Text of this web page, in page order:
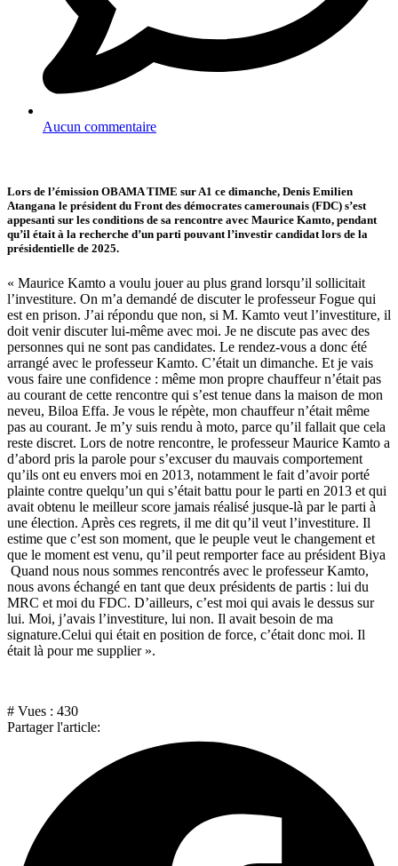
Aucun commentaire
Lors de l’émission OBAMA TIME sur A1 ce dimanche, Denis Emilien
Atangana le président du Front des démocrates camerounais (FDC) s’est
appesanti sur les conditions de sa rencontre avec Maurice Kamto, pendant
qu’il était à la recherche d’un parti pouvant l’investir candidat lors de la
présidentielle de 2025.
« Maurice Kamto a voulu jouer au plus grand lorsqu’il sollicitait
l’investiture. On m’a demandé de discuter le professeur Fogue qui
est en prison. J’ai répondu que non, si M. Kamto veut l’investiture, il
doit venir discuter lui-même avec moi. Je ne discute pas avec des
personnes qui ne sont pas candidates. Le rendez-vous a donc été
arrangé avec le professeur Kamto. C’était un dimanche. Et je vais
vous faire une confidence : même mon propre chauffeur n’était pas
au courant de cette rencontre qui s’est tenue dans la maison de mon
neveu, Biloa Effa. Je vous le répète, mon chauffeur n’était même
pas au courant. Je m’y suis rendu à moto, parce qu’il fallait que cela
reste discret. Lors de notre rencontre, le professeur Maurice Kamto a
d’abord pris la parole pour s’excuser du mauvais comportement
qu’ils ont eu envers moi en 2013, notamment le fait d’avoir porté
plainte contre quelqu’un qui s’était battu pour le parti en 2013 et qui
avait obtenu le meilleur score jamais réalisé jusque-là par le parti à
une élection. Après ces regrets, il me dit qu’il veut l’investiture. Il
estime que c’est son moment, que le peuple veut le changement et
que le moment est venu, qu’il peut remporter face au président Biya
Quand nous nous sommes rencontrés avec le professeur Kamto,
nous avons échangé en tant que deux présidents de partis : lui du
MRC et moi du FDC. D’ailleurs, c’est moi qui avais le dessus sur
lui. Moi, j’avais l’investiture, lui non. Il avait besoin de ma
signature.Celui qui était en position de force, c’était donc moi. Il
était là pour me supplier ».
# Vues : 430
Partager l'article: